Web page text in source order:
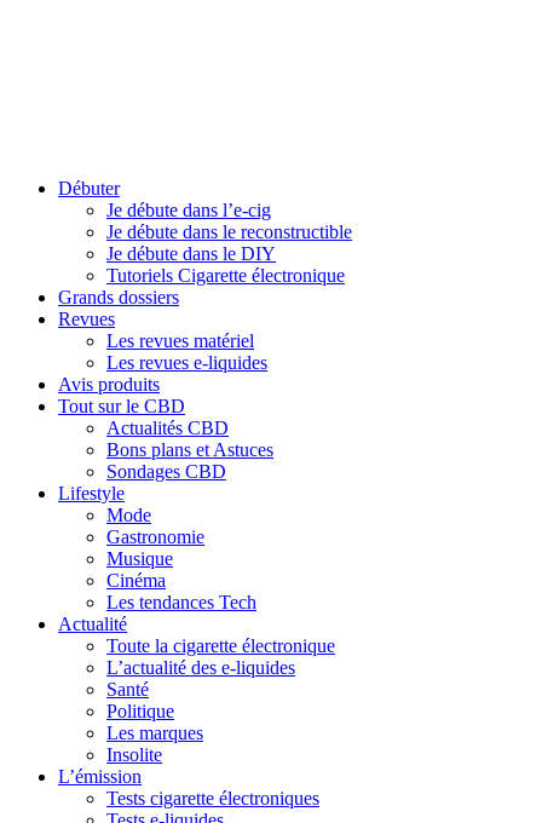
Débuter
Je débute dans l’e-cig
Je débute dans le reconstructible
Je débute dans le DIY
Tutoriels Cigarette électronique
Grands dossiers
Revues
Les revues matériel
Les revues e-liquides
Avis produits
Tout sur le CBD
Actualités CBD
Bons plans et Astuces
Sondages CBD
Lifestyle
Mode
Gastronomie
Musique
Cinéma
Les tendances Tech
Actualité
Toute la cigarette électronique
L’actualité des e-liquides
Santé
Politique
Les marques
Insolite
L’émission
Tests cigarette électroniques